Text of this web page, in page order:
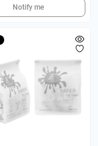
Notify me